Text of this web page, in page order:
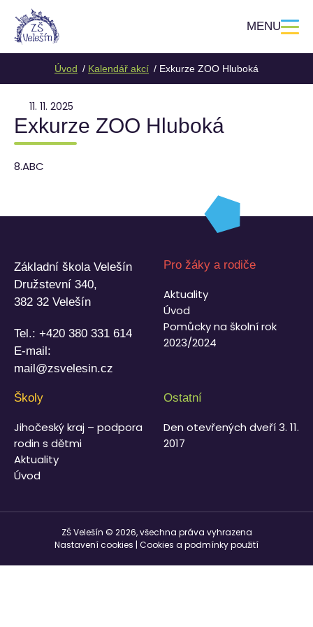
MENU
Úvod Kalendář akcí Exkurze ZOO Hluboká
11. 11. 2025
Exkurze ZOO Hluboká
8.ABC
Základní škola Velešín
Družstevní 340,
382 32 Velešín
Tel.: +420 380 331 614
E-mail:
mail@zsvelesin.cz
Pro žáky a rodiče
Aktuality
Úvod
Pomůcky na školní rok
2023/2024
Školy
Jihočeský kraj – podpora
rodin s dětmi
Aktuality
Úvod
Ostatní
Den otevřených dveří 3. 11.
2017
ZŠ Velešín © 2026, všechna práva vyhrazena
Nastavení cookies Cookies a podmínky použití